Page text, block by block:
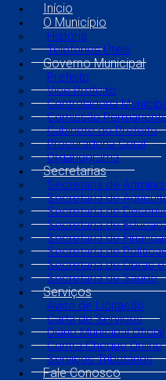
Início
O Município
História
Telefones Úteis
Governo Municipal
Prefeito
Vice Prefeito
Controladoria
Comissão
Gabinete do Prefeito
Procuradoria Geral
Organograma
Secretarias
Secretaria de
Secretaria de
Secretaria de
Secretaria de
Secretaria de
Secretaria de
Secretaria de Obras
Secretaria de Saúde
Serviços
Aviso de Licitação
Carta de Serviços
Diário Municipal Oficial
Contra Cheque Online
Serviços Tributários
Fale Conosco